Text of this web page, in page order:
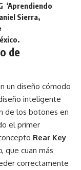
‘Aprendiendo
Sierra,
de
un diseño cómodo
inteligente
de los botones en
el primer
Rear Key
que cuan más
correctamente